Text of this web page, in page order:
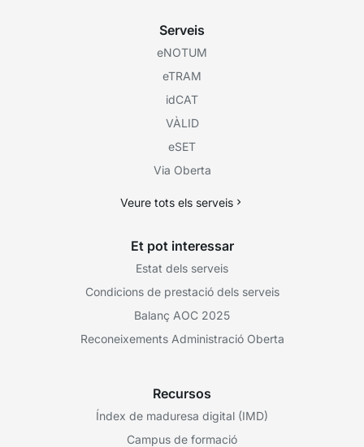
Serveis
eNOTUM
eTRAM
idCAT
VÀLID
eSET
Via Oberta
Veure tots els serveis
Et pot interessar
Estat dels serveis
Condicions de prestació dels serveis
Balanç AOC 2025
Reconeixements Administració Oberta
Recursos
Índex de maduresa digital (IMD)
Campus de formació